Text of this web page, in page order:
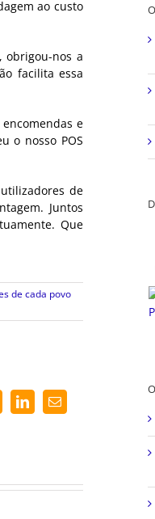
ao custo
obrigou-nos a
facilita essa
e
o nosso POS
de
Juntos
Que
de cada povo
LinkedInEmail
(necessário